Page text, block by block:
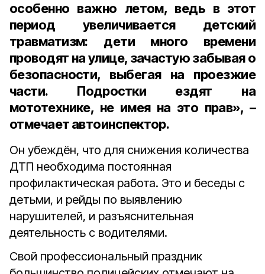
особенно важно летом, ведь в этот
период увеличивается детский
травматизм: дети много времени
проводят на улице, зачастую забывая о
безопасности, выбегая на проезжие
части. Подростки ездят на
мототехнике, не имея на это прав», –
отмечает автоинспектор.
Он убеждён, что для снижения количества
ДТП необходима постоянная
профилактическая работа. Это и беседы с
детьми, и рейды по выявлению
нарушителей, и разъяснительная
деятельность с водителями.
Свой профессиональный праздник